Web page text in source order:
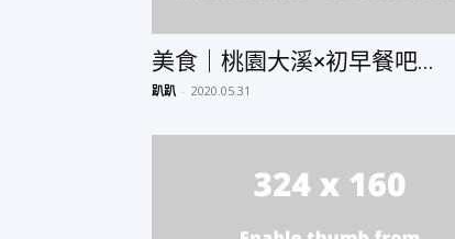
常
美食｜桃園大溪×初早餐吧...
趴趴 - 2020.05.31